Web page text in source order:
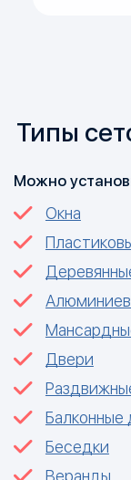
Типы
Можно
Окна
Двери
Балконные
Беседки
Веранды